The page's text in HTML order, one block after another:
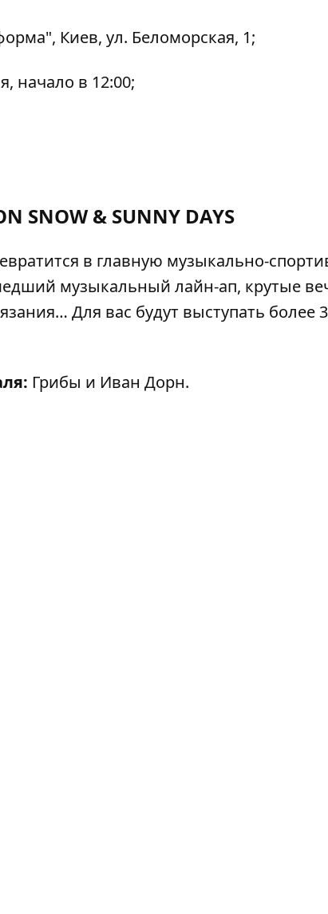
Киев, ул. Беломорская, 1;
начало в 12:00;
SNOW & SUNNY DAYS
в главную музыкально-
музыкальный лайн-ап, крутые
Для вас будут выступать более
Грибы и Иван Дорн.